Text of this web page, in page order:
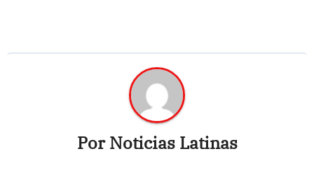
PorNoticias Latinas